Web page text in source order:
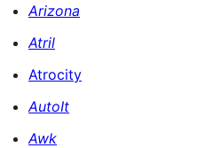
Arizona
Atril
Atrocity
AutoIt
Awk